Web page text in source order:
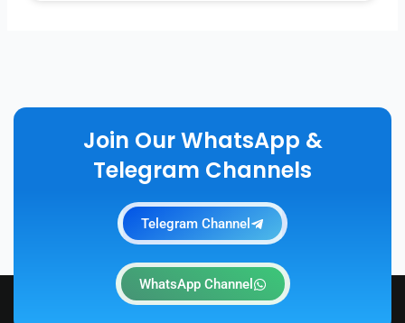
Join Our WhatsApp &
Telegram Channels
Telegram Channel
WhatsApp Channel